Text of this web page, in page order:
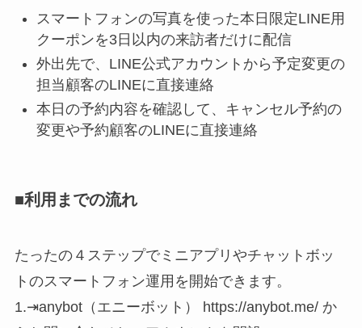
スマートフォンの写真を使った本日限定LINE用
クーポンを3日以内の来訪者だけに配信
外出先で、LINE公式アカウントから予定変更の
担当顧客のLINEに直接連絡
本日の予約内容を確認して、キャンセル予約の
変更や予約顧客のLINEに直接連絡
■利用までの流れ
たったの４ステップでミニアプリやチャットボッ
トのスマートフォン運用を開始できます。
1.⇥anybot（エニーボット） https://anybot.me/ か